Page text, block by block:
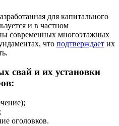
для капитального
и в частном
современных многоэтажных
что подтверждает их
свай и их установки
оголовков.